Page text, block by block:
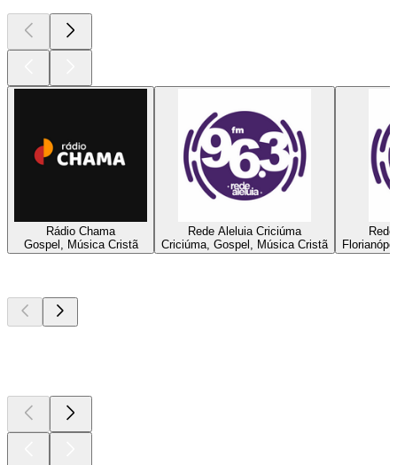
Rádio Chama
Gospel, Música Cristã
Rede Aleluia Criciúma
Criciúma, Gospel, Música Cristã